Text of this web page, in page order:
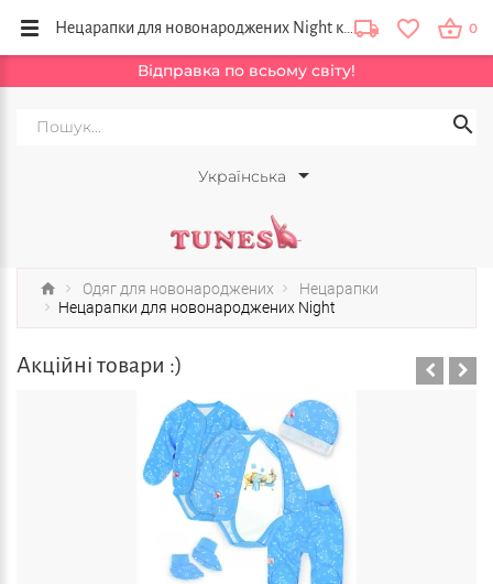
Відправка по всьому світу!
Українська
0
Одяг для новонароджених
Нецарапки
Нецарапки для новонароджених Night
Акційні товари :)